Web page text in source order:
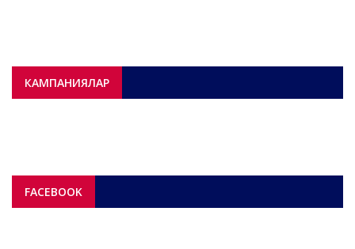
КАМПАНИЯЛАР
FACEBOOK